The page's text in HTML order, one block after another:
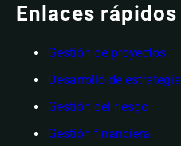
Enlaces rápidos
Gestión de proyectos
Desarrollo de estrategia
Gestión del riesgo
Gestión financiera